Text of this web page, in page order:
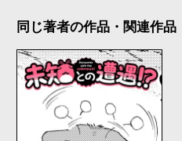
同じ著者の作品・関連作品